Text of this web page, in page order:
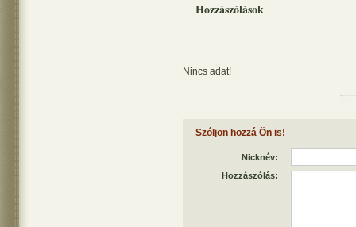
Hozzászólások
Nincs adat!
Szóljon hozzá Ön is!
Nicknév:
Hozzászólás: